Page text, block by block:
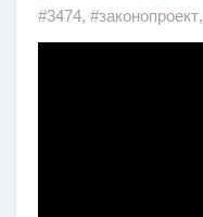
#3474, #законопроект,